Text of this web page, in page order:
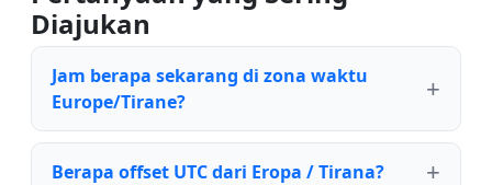
Diajukan
Jam berapa sekarang di zona waktu
Europe/Tirane?
Berapa offset UTC dari Eropa / Tirana?